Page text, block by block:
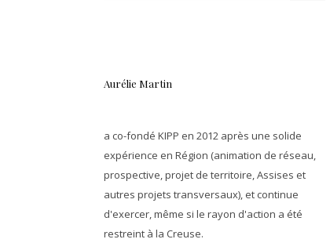
Aurélie Martin
a co-fondé KIPP en 2012 après une solide
expérience en Région (animation de réseau,
prospective, projet de territoire, Assises et
autres projets transversaux), et continue
d'exercer, même si le rayon d'action a été
restreint à la Creuse.